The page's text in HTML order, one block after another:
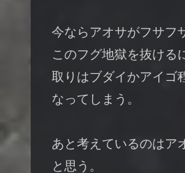
今ならアオサがフサフ
このフグ地獄を抜ける
取りはブダイかアイゴ
なってしまう。
あと考えているのはア
と思う。